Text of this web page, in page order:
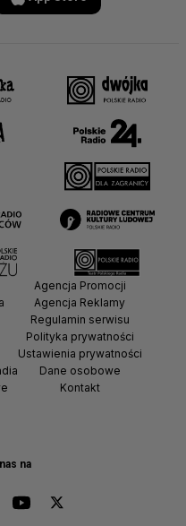
na
Agencja Promocji
Agencja Reklamy
Regulamin serwisu
Polityka prywatności
Ustawienia prywatności
Dane osobowe
Kontakt